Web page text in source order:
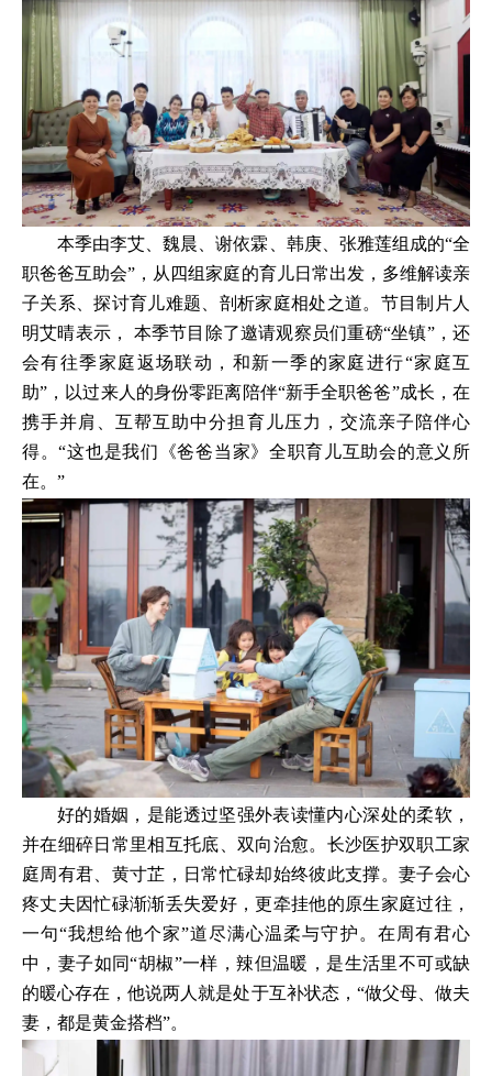
本季由李艾、魏晨、谢依霖、韩庚、张雅莲组成的“全
职爸爸互助会”，从四组家庭的育儿日常出发，多维解读亲
子关系、探讨育儿难题、剖析家庭相处之道。节目制片人
明艾晴表示， 本季节目除了邀请观察员们重磅“坐镇”，还
会有往季家庭返场联动，和新一季的家庭进行“家庭互
助”，以过来人的身份零距离陪伴“新手全职爸爸”成长，在
携手并肩、互帮互助中分担育儿压力，交流亲子陪伴心
得。“这也是我们《爸爸当家》全职育儿互助会的意义所
在。”
好的婚姻，是能透过坚强外表读懂内心深处的柔软，
并在细碎日常里相互托底、双向治愈。长沙医护双职工家
庭周有君、黄寸芷，日常忙碌却始终彼此支撑。妻子会心
疼丈夫因忙碌渐渐丢失爱好，更牵挂他的原生家庭过往，
一句“我想给他个家”道尽满心温柔与守护。在周有君心
中，妻子如同“胡椒”一样，辣但温暖，是生活里不可或缺
的暖心存在，他说两人就是处于互补状态，“做父母、做夫
妻，都是黄金搭档”。